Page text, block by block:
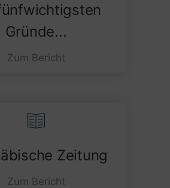
Gründe...
Zum Bericht
Zeitung
Zum Bericht